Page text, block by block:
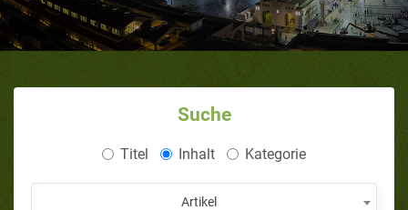
Suche
Titel Inhalt Kategorie
Artikel